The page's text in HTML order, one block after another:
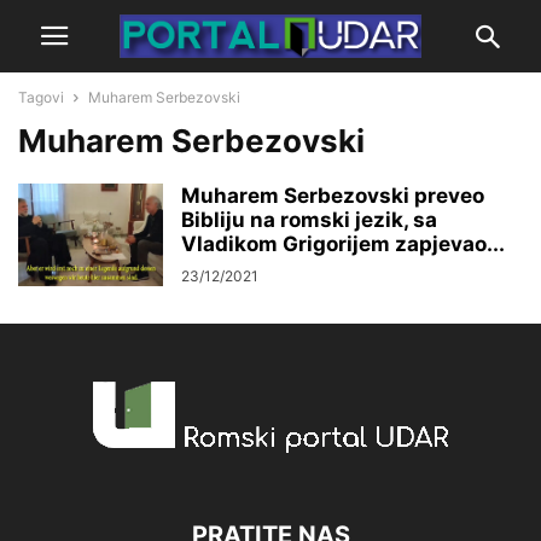
Tagovi Muharem Serbezovski
Muharem Serbezovski
Muharem Serbezovski preveo
Bibliju na romski jezik, sa
Vladikom Grigorijem zapjevao...
23/12/2021
PRATITE NAS